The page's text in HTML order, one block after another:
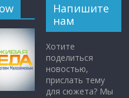
Напишите
нам
Хотите
поделиться
новостью,
прислать тему
для сюжета? Мы